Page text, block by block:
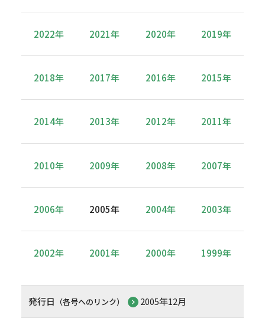
2022年 2021年 2020年 2019年
2018年 2017年 2016年 2015年
2014年 2013年 2012年 2011年
2010年 2009年 2008年 2007年
2006年 2005年 2004年 2003年
2002年 2001年 2000年 1999年
発行日 （各号へのリンク） 2005年12月